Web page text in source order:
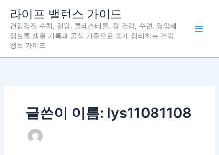
라이프 밸런스 가이드
건강검진 수치, 혈당, 콜레스테롤, 장 건강, 수면, 영양제
정보를 생활 기록과 공식 기준으로 쉽게 정리하는 건강
정보 가이드
글쓴이 이름: lys11081108